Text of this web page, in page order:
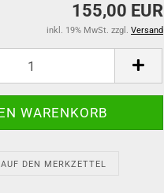
155,00 EUR
inkl. 19% MwSt. zzgl. Versand
AUF DEN MERKZETTEL